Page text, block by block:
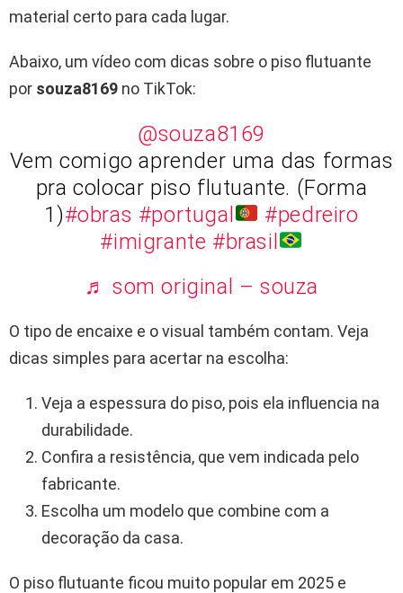
material certo para cada lugar.
Abaixo, um vídeo com dicas sobre o piso flutuante
por souza8169 no TikTok:
@souza8169
Vem comigo aprender uma das formas
pra colocar piso flutuante. (Forma
1)#obras #portugal
#pedreiro
#imigrante #brasil
♬ som original – souza
O tipo de encaixe e o visual também contam. Veja
dicas simples para acertar na escolha:
Veja a espessura do piso, pois ela influencia na
durabilidade.
Confira a resistência, que vem indicada pelo
fabricante.
Escolha um modelo que combine com a
decoração da casa.
O piso flutuante ficou muito popular em 2025 e